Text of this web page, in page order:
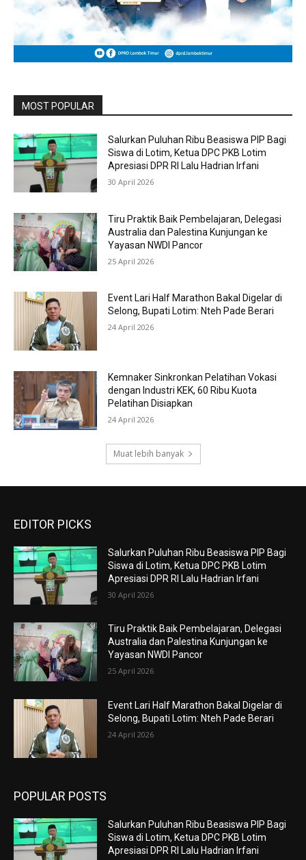
MOST POPULAR
Salurkan Puluhan Ribu Beasiswa PIP Bagi
Siswa di Lotim, Ketua DPC PKB Lotim
Apresiasi DPR RI Lalu Hadrian Irfani
30 April 2026
Tiru Praktik Baik Pembelajaran, Delegasi
Australia dan Palestina Kunjungan ke
Yayasan NWDI Pancor
25 April 2026
Event Lari Half Marathon Bakal Digelar di
Selong, Bupati Lotim: Nteh Pade Berari
24 April 2026
Kemnaker Sinkronkan Pelatihan Vokasi
dengan Industri KEK, 60 Ribu Kuota
Pelatihan Disiapkan
24 April 2026
Muat lebih banyak
EDITOR PICKS
Salurkan Puluhan Ribu Beasiswa PIP Bagi
Siswa di Lotim, Ketua DPC PKB Lotim
Apresiasi DPR RI Lalu Hadrian Irfani
30 April 2026
Tiru Praktik Baik Pembelajaran, Delegasi
Australia dan Palestina Kunjungan ke
Yayasan NWDI Pancor
25 April 2026
Event Lari Half Marathon Bakal Digelar di
Selong, Bupati Lotim: Nteh Pade Berari
24 April 2026
POPULAR POSTS
Salurkan Puluhan Ribu Beasiswa PIP Bagi
Siswa di Lotim, Ketua DPC PKB Lotim
Apresiasi DPR RI Lalu Hadrian Irfani